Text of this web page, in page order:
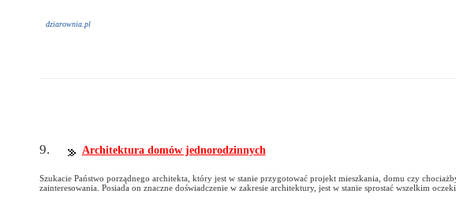
dziarownia.pl
9. Architektura domów jednorodzinnych
Szukacie Państwo porządnego architekta, który jest w stanie przygotować projekt mieszkania, domu czy
zainteresowania. Posiada on znaczne doświadczenie w zakresie architektury, jest w stanie sprostać wszelkim